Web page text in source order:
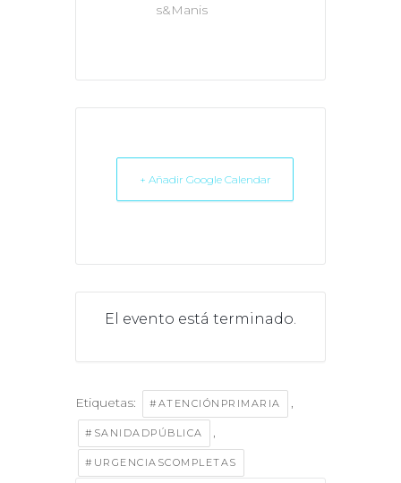
s&Manis
+ Añadir Google Calendar
El evento está terminado.
Etiquetas: #ATENCIÓNPRIMARIA ,
#SANIDADPÚBLICA ,
#URGENCIASCOMPLETAS